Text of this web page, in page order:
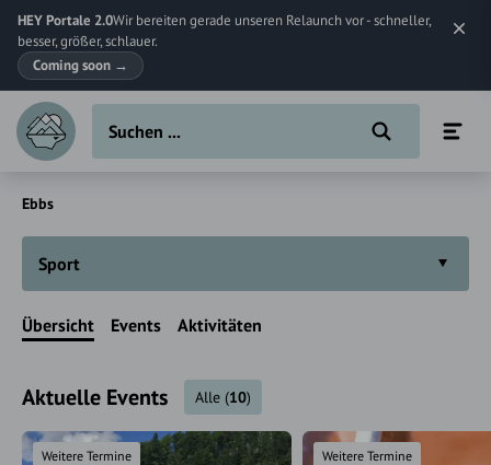
HEY Portale 2.0Wir bereiten gerade unseren Relaunch vor - schneller,
besser, größer, schlauer.
Coming soon →
Ebbs
Sport
Übersicht Events Aktivitäten
Aktuelle Events Alle (10)
Weitere Termine Weitere Termine